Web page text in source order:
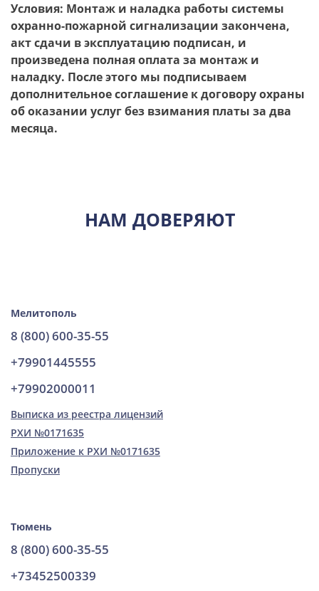
Условия: Монтаж и наладка работы системы
охранно-пожарной сигнализации закончена,
акт сдачи в эксплуатацию подписан, и
произведена полная оплата за монтаж и
наладку. После этого мы подписываем
дополнительное соглашение к договору охраны
об оказании услуг без взимания платы за два
месяца.
НАМ ДОВЕРЯЮТ
Мелитополь
8 (800) 600-35-55
+79901445555
+79902000011
Выписка из реестра лицензий
РХИ №0171635
Приложение к РХИ №0171635
Пропуски
Тюмень
8 (800) 600-35-55
+73452500339